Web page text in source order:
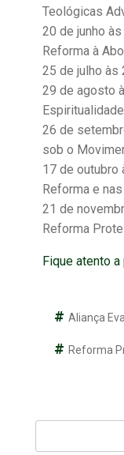
Teológicas
20 de junho
Reforma à
25 de julho às
29 de agosto
26 de
sob o
17 de outubro
Reforma e
21 de
Reforma
Fique atento a
Aliança
Reforma